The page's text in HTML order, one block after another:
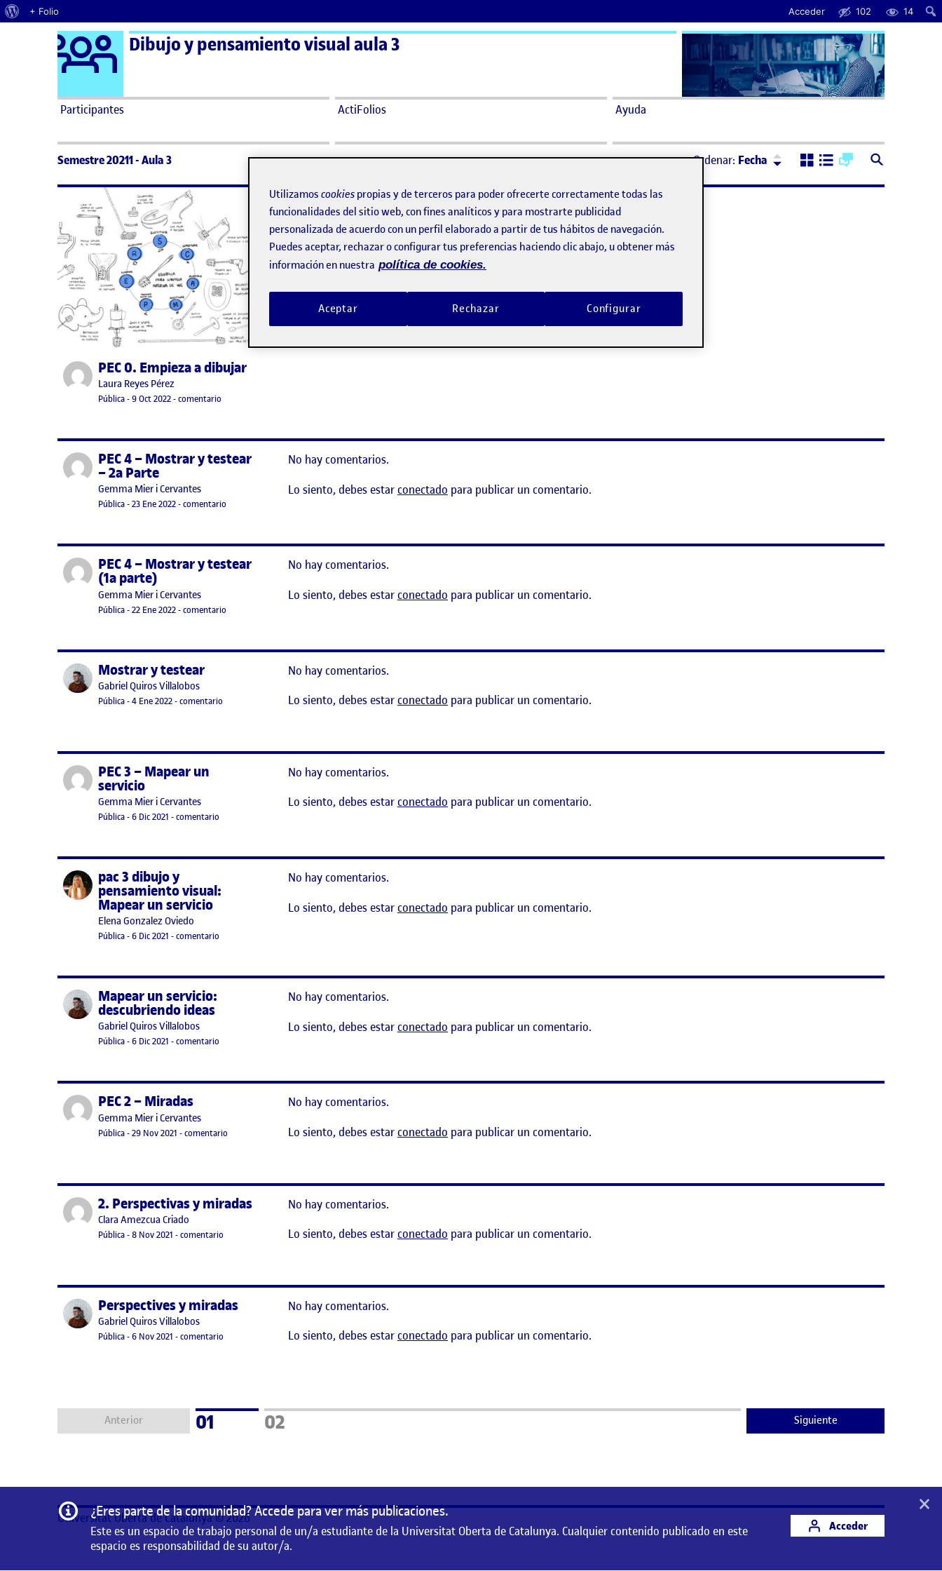
Acerca de WordPress
+ Folio Acceder 102 14
Saltar al contenido Logo Ágora
Dibujo y pensamiento visual aula 3
Participantes ActiFolios Ayuda
Semestre 20211 - Aula 3 Ordenar: Fecha Ordenar:Descendente
Publicado porPEC 0. Empieza a dibujar
Publicado por
Laura Reyes Pérez
Visibilidad:
Pública-Fecha de publicación
9 Oct 202210 octubre, 2022 11:59 am
-comentario
No hay comentarios.
Lo siento, debes estarconectadopara publicar un comentario.
Publicado porPEC 4 – Mostrar y testear
– 2a Parte
Publicado por
Gemma Mier i Cervantes
Visibilidad:
Pública-Fecha de publicación
23 Ene 2022-comentario
No hay comentarios.
Lo siento, debes estarconectado para publicar un comentario.
Publicado porPEC 4 – Mostrar y testear
(1a parte)
Publicado por
Gemma Mier i Cervantes
Visibilidad:
Pública-Fecha de publicación
22 Ene 2022-comentario
No hay comentarios.
Lo siento, debes estarconectado para publicar un comentario.
Publicado porMostrar y testear
Publicado por
Gabriel Quiros Villalobos
Visibilidad:
Pública-Fecha de publicación
4 Ene 202229 octubre, 2022 5:50 am
-comentario en Mostrar y testear
No hay comentarios.
Lo siento, debes estarconectado para publicar un comentario.
Publicado porPEC 3 – Mapear un
servicio
Publicado por
Gemma Mier i Cervantes
Visibilidad:
Pública-Fecha de publicación
6 Dic 2021 4 enero, 2022 4:18 pm
-comentario
No hay comentarios.
Lo siento, debes estarconectado para publicar un comentario.
Publicado porpac 3 dibujo y
pensamiento visual:
Mapear un servicio
Publicado por
Elena Gonzalez Oviedo
Visibilidad:
Pública-Fecha de publicación
6 Dic 2021 -comentario
No hay comentarios.
Lo siento, debes estarconectado para publicar un comentario.
Publicado porMapear un servicio:
descubriendo ideas
Publicado por
Gabriel Quiros Villalobos
Visibilidad:
Pública-Fecha de publicación
6 Dic 2021 6 diciembre, 2021 4:25 am
-comentario
No hay comentarios.
Lo siento, debes estarconectado para publicar un comentario.
Publicado porPEC 2 – Miradas
Publicado por
Gemma Mier i Cervantes
Visibilidad:
Pública-Fecha de publicación
29 Nov 2021 -comentario en PEC 2 – Miradas
No hay comentarios.
Lo siento, debes estarconectado para publicar un comentario.
Publicado por2. Perspectivas y miradas
Publicado por
Clara Amezcua Criado
Visibilidad:
Pública-Fecha de publicación
8 Nov 2021 8 noviembre, 2021 10:04 pm
-comentario en 2. Perspectivas y miradas
No hay comentarios.
Lo siento, debes estarconectado para publicar un comentario.
Publicado porPerspectives y miradas
Publicado por
Gabriel Quiros Villalobos
Visibilidad:
Pública-Fecha de publicación
6 Nov 2021 29 octubre, 2022 5:50 am
-comentario en Perspectives y miradas
No hay comentarios.
Lo siento, debes estarconectado para publicar un comentario.
Anterior Página
01 Página
02 Siguiente
Información
¿Eres parte de la comunidad? Accede para ver más publicaciones.
Este es un espacio de trabajo personal de un/a estudiante de la Universitat Oberta de Catalunya. Cualquier contenido publicado en este
espacio es responsabilidad de su autor/a.
Acceder
×
Universitat Oberta de Catalunya © 2026
Utilizamos cookies propias y de terceros para poder ofrecerte correctamente todas las
funcionalidades del sitio web, con fines analíticos y para mostrarte publicidad
personalizada de acuerdo con un perfil elaborado a partir de tus hábitos de navegación.
Puedes aceptar, rechazar o configurar tus preferencias haciendo clic abajo, u obtener más
información en nuestra política de cookies.
Rechazar
Aceptar Configurar